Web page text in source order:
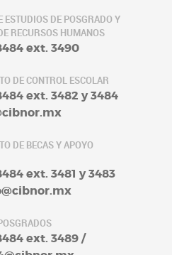
ESTUDIOS DE POSGRADO Y
RECURSOS HUMANOS
ext. 3490
DE CONTROL ESCOLAR
ext. 3482 y 3484
DE BECAS Y APOYO
ext. 3481 y 3483
ext. 3489 /